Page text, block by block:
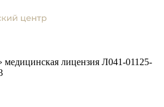
лицензия Л041-01125-